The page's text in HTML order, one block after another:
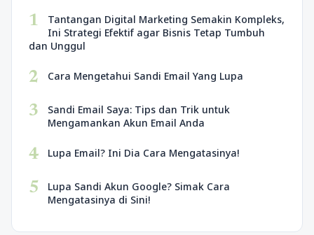
1
Tantangan Digital Marketing Semakin Kompleks,
Ini Strategi Efektif agar Bisnis Tetap Tumbuh
dan Unggul
2 Cara Mengetahui Sandi Email Yang Lupa
3
Sandi Email Saya: Tips dan Trik untuk
Mengamankan Akun Email Anda
4 Lupa Email? Ini Dia Cara Mengatasinya!
5
Lupa Sandi Akun Google? Simak Cara
Mengatasinya di Sini!